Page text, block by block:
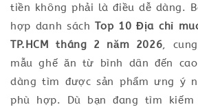
tiền không phải là điều dễ dàng.
hợp danh sáchTop 10 Địa chỉ
TP.HCM tháng 2 năm 2026,
mẫu ghế ăn từ bình dân đến
dàng tìm được sản phẩm ưng ý
phù hợp. Dù bạn đang tìm kiếm